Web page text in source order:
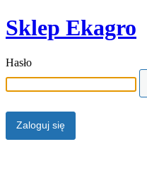
Sklep Ekagro
Hasło